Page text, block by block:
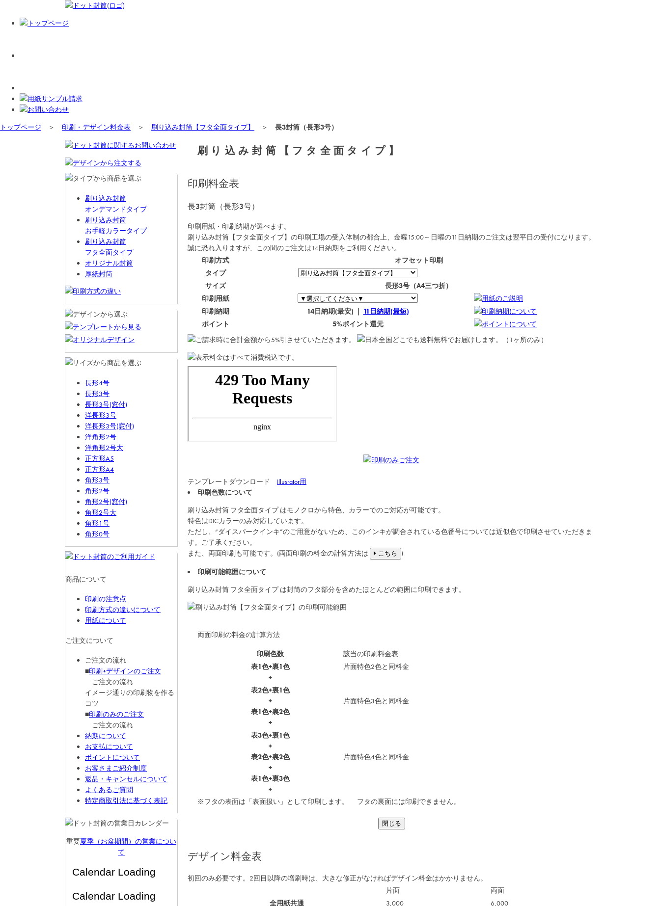
トップページ ＞ 印刷・デザイン料金表 ＞ 刷り込み封筒【フタ全面タイプ】 ＞ 長3封筒（長形3号）
刷り込み封筒【フタ全面タイプ】
印刷料金表
長3封筒（長形3号）
印刷用紙・印刷納期が選べます。
刷り込み封筒【フタ全面タイプ】の印刷工場の受入体制の都合上、金曜15:00～日曜の11日納期のご注文は翌平日の受付になります。
誠に恐れ入りますが、この間のご注文は14日納期をご利用ください。
印刷方式
オフセット印刷
タイプ
サイズ
長形3号（A4三つ折）
印刷用紙
用紙のご説明
印刷納期
14日納期(最安) ｜ 11日納期(最短)
印刷納期について
ポイント
5%ポイント還元 ポイントについて
テンプレートダウンロード Illusrator用
印刷色数について
刷り込み封筒 フタ全面タイプはモノクロから特色、カラーでのご対応が可能です。
特色はDICカラーのみ対応しています。
ただし、“ダイスパークインキ”のご用意がないため、このインキが調合されている色番号については近似色で印刷させていただきま
す。ご了承ください。
また、両面印刷も可能です。(両面印刷の料金の計算方法は
こちら )
印刷可能範囲について
刷り込み封筒 フタ全面タイプは封筒のフタ部分を含めたほとんどの範囲に印刷できます。
両面印刷の料金の計算方法
印刷色数
該当の印刷料金表
表1色+裏1色
+
片面特色2色と同料金
表2色+裏1色
+
表1色+裏2色
+
片面特色3色と同料金
表3色+裏1色
+
表2色+裏2色
+
表1色+裏3色
+
片面特色4色と同料金
※フタの表面は「表面扱い」として印刷します。 フタの裏面には印刷できません。
閉じる
デザイン料金表
初回のみ必要です。2回目以降の増刷時は、大きな修正がなければデザイン料金はかかりません。
片面
両面
全用紙共通
3,000 6,000
刷り込み封筒
オンデマンドタイプ
刷り込み封筒
お手軽カラータイプ
刷り込み封筒
フタ全面タイプ
オリジナル封筒
厚紙封筒
長形4号
長形3号
長形3号(窓付)
洋長形3号
洋長形3号(窓付)
洋角形2号
洋角形2号大
正方形A5
正方形A4
角形3号
角形2号
角形2号(窓付)
角形2号大
角形1号
角形0号
商品について
印刷の注意点
印刷方式の違いについて
用紙について
ご注文について
ご注文の流れ
■印刷+デザインのご注文
ご注文の流れ
イメージ通りの印刷物を作る
コツ
■印刷のみのご注文
ご注文の流れ
納期について
お支払について
ポイントについて
お客さまご紹介制度
返品・キャンセルについて
よくあるご質問
特定商取引法に基づく表記
重要夏季（お盆期間）の営業につい
て